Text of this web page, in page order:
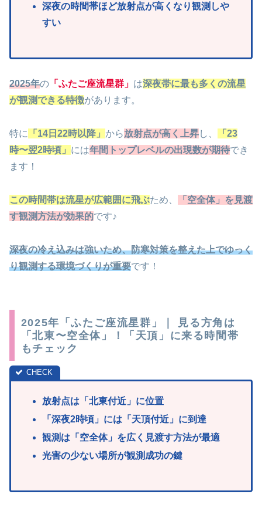
深夜の時間帯ほど放射点が高くなり観測しや
すい
2025年の 「ふたご座流星群」 は深夜帯に最も多くの流星
が観測できる特徴があります。
特に 「14日22時以降」 から放射点が高く上昇し、
「23
時〜翌2時頃」 には年間トップレベルの出現数が期待でき
ます！
この時間帯は流星が広範囲に飛ぶため、
「空全体」を見渡
す観測方法が効果的です♪
深夜の冷え込みは強いため、防寒対策を整えた上でゆっく
り観測する環境づくりが重要です！
2025年「ふたご座流星群」｜ 見る方角は
「北東〜空全体」！「天頂」に来る時間帯
もチェック
放射点は「北東付近」に位置
「深夜2時頃」には「天頂付近」に到達
観測は「空全体」を広く見渡す方法が最適
光害の少ない場所が観測成功の鍵